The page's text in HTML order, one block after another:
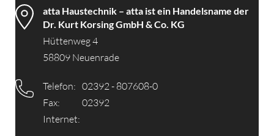
atta Haustechnik – atta ist ein Handelsname der
Dr. Kurt Korsing GmbH & Co. KG
Hüttenweg 4
58809 Neuenrade
Telefon: 02392 - 807608-0
Fax:
02392
Internet: